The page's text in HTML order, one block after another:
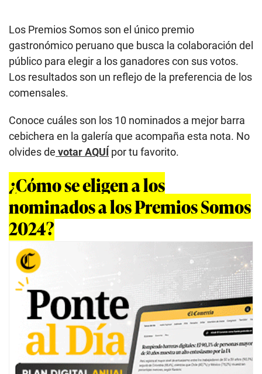
Los Premios Somos son el único premio
gastronómico peruano que busca la colaboración del
público para elegir a los ganadores con sus votos.
Los resultados son un reflejo de la preferencia de los
comensales.
Conoce cuáles son los 10 nominados a mejor barra
cebichera en la galería que acompaña esta nota. No
olvides de votar AQUÍ por tu favorito.
¿Cómo se eligen a los
nominados a los Premios Somos
2024?